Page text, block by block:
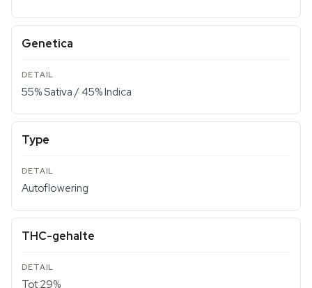
Genetica
55% Sativa / 45% Indica
Type
Autoflowering
THC-gehalte
Tot 29%